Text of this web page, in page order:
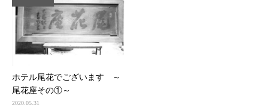
ホテル尾花でございます ～
尾花座その①～
2020.05.31